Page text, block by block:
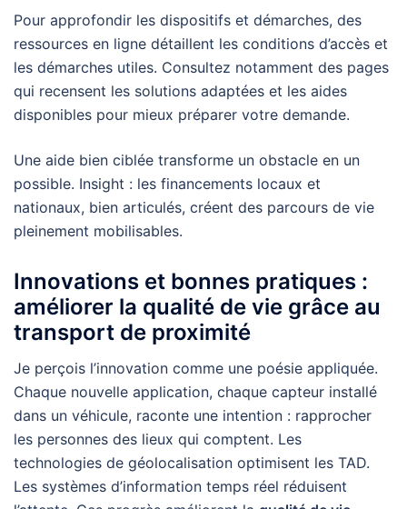
Pour approfondir les dispositifs et démarches, des
ressources en ligne détaillent les conditions d’accès et
les démarches utiles. Consultez notamment des pages
qui recensent les solutions adaptées et les aides
disponibles pour mieux préparer votre demande.
Une aide bien ciblée transforme un obstacle en un
possible. Insight : les financements locaux et
nationaux, bien articulés, créent des parcours de vie
pleinement mobilisables.
Innovations et bonnes pratiques :
améliorer la qualité de vie grâce au
transport de proximité
Je perçois l’innovation comme une poésie appliquée.
Chaque nouvelle application, chaque capteur installé
dans un véhicule, raconte une intention : rapprocher
les personnes des lieux qui comptent. Les
technologies de géolocalisation optimisent les TAD.
Les systèmes d’information temps réel réduisent